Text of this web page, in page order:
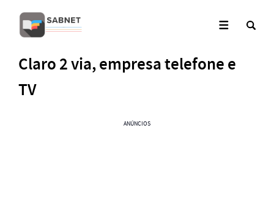
Claro 2 via, empresa telefone e
TV
ANÚNCIOS